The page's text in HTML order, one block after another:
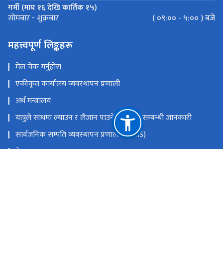
गर्मी (माघ १६ देखि कार्तिक १५)
सोमबार - शुक्रबार ( ०९:०० - ५:०० ) बजे
महत्त्वपूर्ण लिङ्कहरू
मेल चेक गर्नुहोस
एकीकृत कार्यालय व्यवस्थापन प्रणाली
अर्थ मन्त्रालय
यात्रुले साथमा ल्याउन र लैजान पाउने मालवस्तु सम्बन्धी जानकारी
सार्वजनिक सम्पति व्यवस्थापन प्रणाली (PAMS)
नेपाल राजपत्र